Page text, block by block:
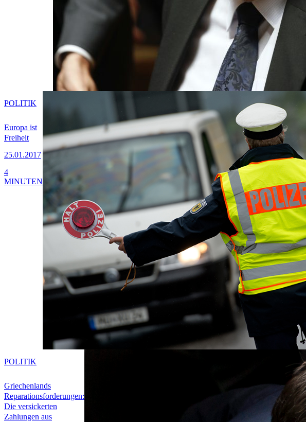
Europa ist
Freiheit
25.01.2017
POLITIK
4
MINUTEN
Griechenlands
Reparationsforderungen:
Die versickerten
Zahlungen aus
POLITIK